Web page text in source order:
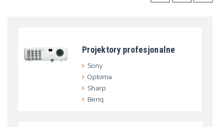
Projektory profesjonalne
Sony
Optoma
Sharp
Benq